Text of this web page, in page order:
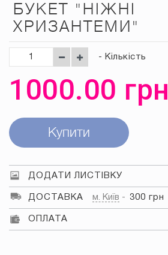
БУКЕТ "НІЖНІ
ХРИЗАНТЕМИ"
- Кількість
1000.00 грн
Купити
ДОДАТИ ЛИСТІВКУ
ДОСТАВКА м. Київ 300 грн
ОПЛАТА